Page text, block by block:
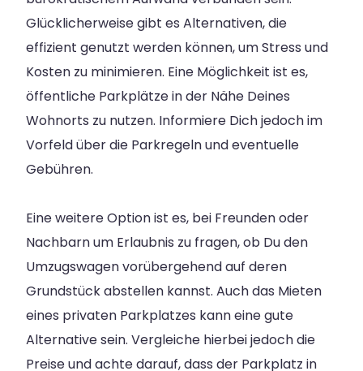
Glücklicherweise gibt es Alternativen, die
effizient genutzt werden können, um Stress und
Kosten zu minimieren. Eine Möglichkeit ist es,
öffentliche Parkplätze in der Nähe Deines
Wohnorts zu nutzen. Informiere Dich jedoch im
Vorfeld über die Parkregeln und eventuelle
Gebühren.
Eine weitere Option ist es, bei Freunden oder
Nachbarn um Erlaubnis zu fragen, ob Du den
Umzugswagen vorübergehend auf deren
Grundstück abstellen kannst. Auch das Mieten
eines privaten Parkplatzes kann eine gute
Alternative sein. Vergleiche hierbei jedoch die
Preise und achte darauf, dass der Parkplatz in